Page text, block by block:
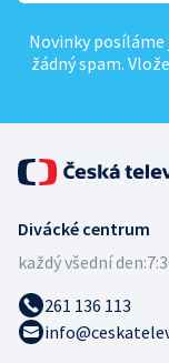
Novinky posíláme
žádný spam.